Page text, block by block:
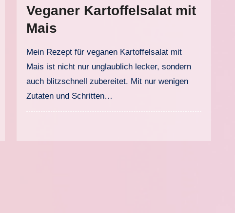
Veganer Kartoffelsalat mit
Mais
Mein Rezept für veganen Kartoffelsalat mit
Mais ist nicht nur unglaublich lecker, sondern
auch blitzschnell zubereitet. Mit nur wenigen
Zutaten und Schritten…